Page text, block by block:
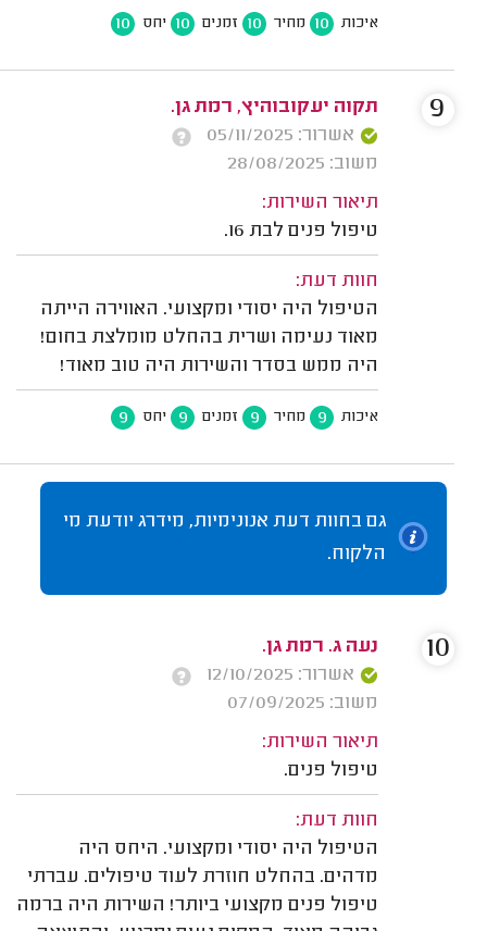
איכות 10 מחיר 10 זמנים 10 יחס 10
תקוה יעקובוהיץ, רמת גן.
אשרור: 05/11/2025
משוב: 28/08/2025
תיאור השירות:
טיפול פנים לבת 16.
חוות דעת:
הטיפול היה יסודי ומקצועי. האווירה הייתה
מאוד נעימה ושרית בהחלט מומלצת בחום!
היה ממש בסדר והשירות היה טוב מאוד!
איכות 9 מחיר 9 זמנים 9 יחס 9
9
גם בחוות דעת אנונימיות, מידרג יודעת מי
הלקוח.
נעה ג. רמת גן.
אשרור: 12/10/2025
משוב: 07/09/2025
תיאור השירות:
טיפול פנים.
חוות דעת:
הטיפול היה יסודי ומקצועי. היחס היה
מדהים. בהחלט חוזרת לעוד טיפולים. עברתי
טיפול פנים מקצועי ביותר! השירות היה ברמה
10